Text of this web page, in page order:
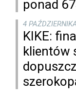
ponad
4
KIKE:
klientów